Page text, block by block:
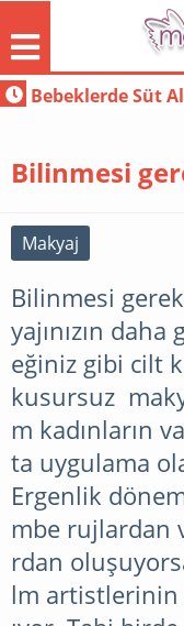
FORUM
MODA
Erkek Saç
Bilinmesi
Makyaj
Bilinmesi
yajınızın
eğiniz gibi cilt
kusursuz
m kadınların
ta uygulama
Ergenlik
mbe rujlardan
rdan
lm artistlerinin